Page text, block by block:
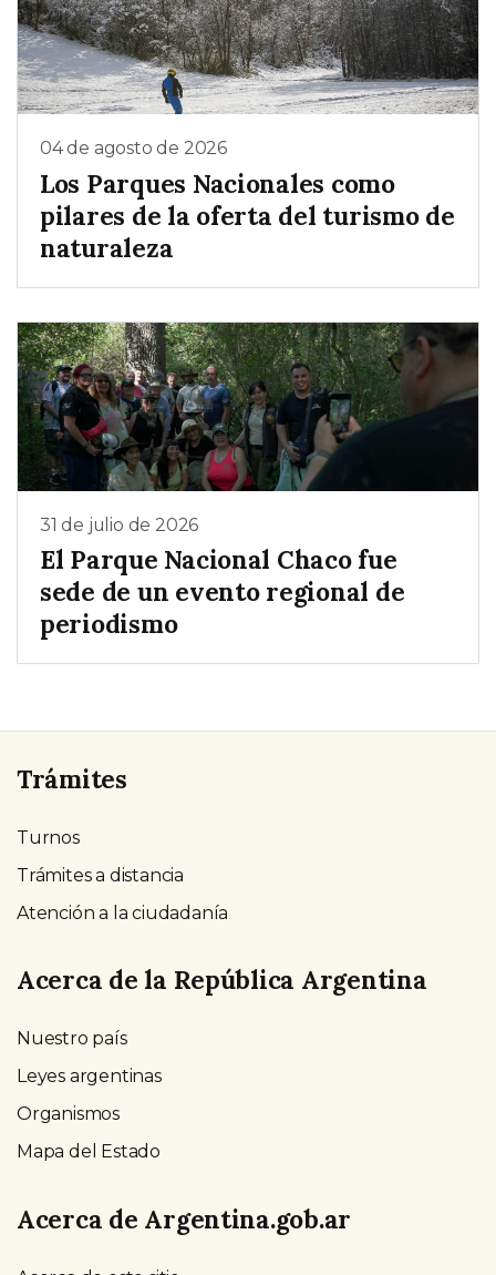
04 de agosto de 2026
Los Parques Nacionales como
pilares de la oferta del turismo de
naturaleza
31 de julio de 2026
El Parque Nacional Chaco fue
sede de un evento regional de
periodismo
Trámites
Turnos
Trámites a distancia
Atención a la ciudadanía
Acerca de la República Argentina
Nuestro país
Leyes argentinas
Organismos
Mapa del Estado
Acerca de Argentina.gob.ar